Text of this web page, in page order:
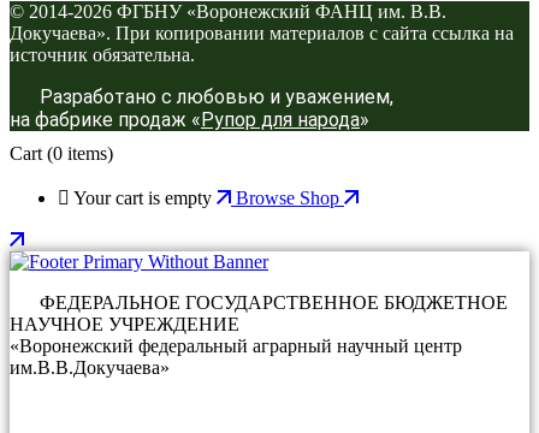
© 2014-2026 ФГБНУ «Воронежский ФАНЦ им. В.В.
Докучаева». При копировании материалов с сайта ссылка на
источник обязательна.
Разработано с любовью и уважением,
на фабрике продаж « Рупор для народа»
Cart(0 items)
Your cart is empty Browse Shop
ФЕДЕРАЛЬНОЕ ГОСУДАРСТВЕННОЕ БЮДЖЕТНОЕ
НАУЧНОЕ УЧРЕЖДЕНИЕ
«Воронежский федеральный аграрный научный центр
им.В.В.Докучаева»